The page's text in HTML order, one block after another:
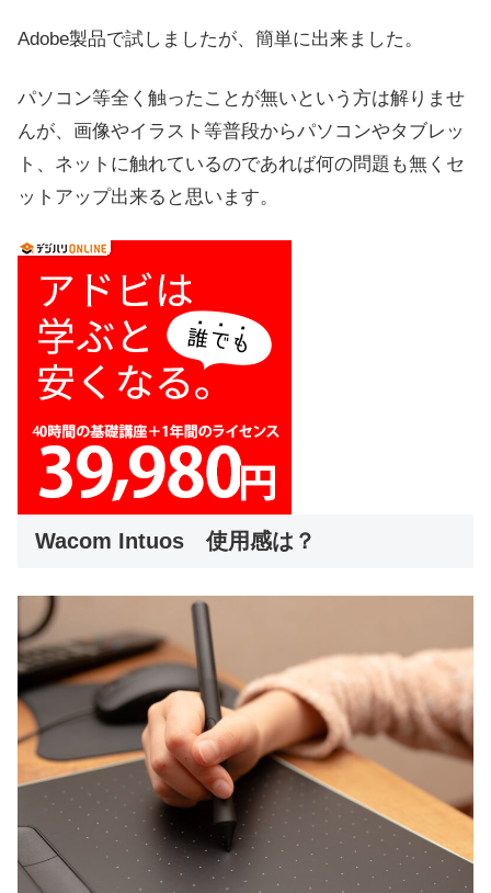
Adobe製品で試しましたが、簡単に出来ました。
パソコン等全く触ったことが無いという方は解りませ
んが、画像やイラスト等普段からパソコンやタブレッ
ト、ネットに触れているのであれば何の問題も無くセ
ットアップ出来ると思います。
Wacom Intuos 使用感は？